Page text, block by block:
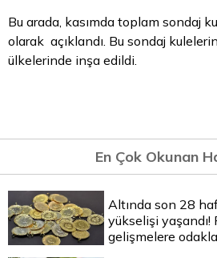
Bu arada, kasımda toplam sondaj
olarak açıklandı. Bu sondaj
ülkelerinde inşa edildi.
En Çok Okunan
Altında son 28
yükselişi yaşandı!
gelişmelere